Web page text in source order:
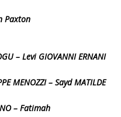
Paxton
– Levi GIOVANNI ERNANI
MENOZZI – Sayd MATILDE
– Fatimah